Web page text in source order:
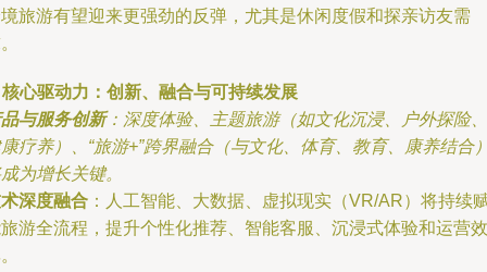
旅游有望迎来更强劲的反弹，尤其是休闲度假和探亲访友需
心驱动力：创新、融合与可持续发展
与服务创新：深度体验、主题旅游（如文化沉浸、户外探险、
疗养）、“旅游+”跨界融合（与文化、体育、教育、康养结合
为增长关键。
深度融合 ：人工智能、大数据、虚拟现实（VR/AR）将持续
游全流程，提升个性化推荐、智能客服、沉浸式体验和运营效